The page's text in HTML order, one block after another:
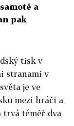
a
pak
tisk v
stranami v
je ve
mezi hráči a
trvá téměř dva